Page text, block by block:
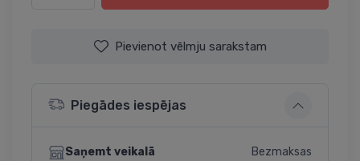
Pievienot vēlmju sarakstam
Piegādes iespējas
Saņemt veikalā
Bezmaksas